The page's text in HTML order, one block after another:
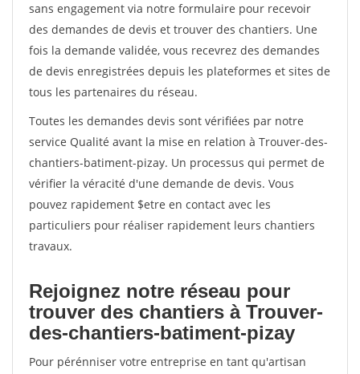
sans engagement via notre formulaire pour recevoir
des demandes de devis et trouver des chantiers. Une
fois la demande validée, vous recevrez des demandes
de devis enregistrées depuis les plateformes et sites de
tous les partenaires du réseau.
Toutes les demandes devis sont vérifiées par notre
service Qualité avant la mise en relation à Trouver-des-
chantiers-batiment-pizay. Un processus qui permet de
vérifier la véracité d'une demande de devis. Vous
pouvez rapidement $etre en contact avec les
particuliers pour réaliser rapidement leurs chantiers
travaux.
Rejoignez notre réseau pour
trouver des chantiers à Trouver-
des-chantiers-batiment-pizay
Pour pérénniser votre entreprise en tant qu'artisan